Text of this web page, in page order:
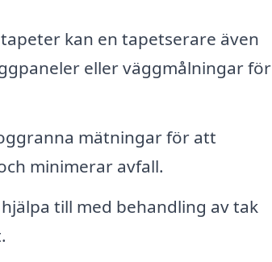
kan en tapetserare även
eller väggmålningar för
mätningar för att
minimerar avfall.
till med behandling av tak